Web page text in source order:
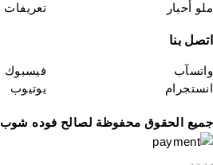
أحبار
تعريفات
بنا
فيسبوك
يوتيوب
الحقوق محفوظة لصالح فوده شوب .